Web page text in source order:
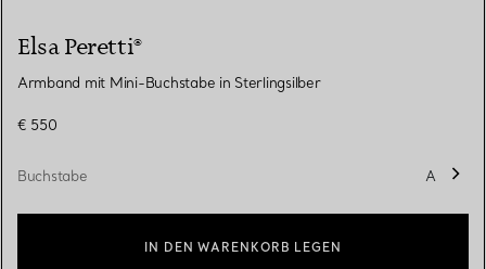
Elsa Peretti®
Armband mit Mini-Buchstabe in Sterlingsilber
€ 550
Buchstabe A
IN DEN WARENKORB LEGEN